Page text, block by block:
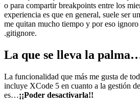
o para compartir breakpoints entre los
experiencia es que en general, suele ser
me quitan mucho tiempo y por eso ignoro
.gitignore.
La que se lleva la
La funcionalidad que más me gusta de
incluye XCode 5 en cuanto a la gestión
es…¡¡Poder desactivarla!!